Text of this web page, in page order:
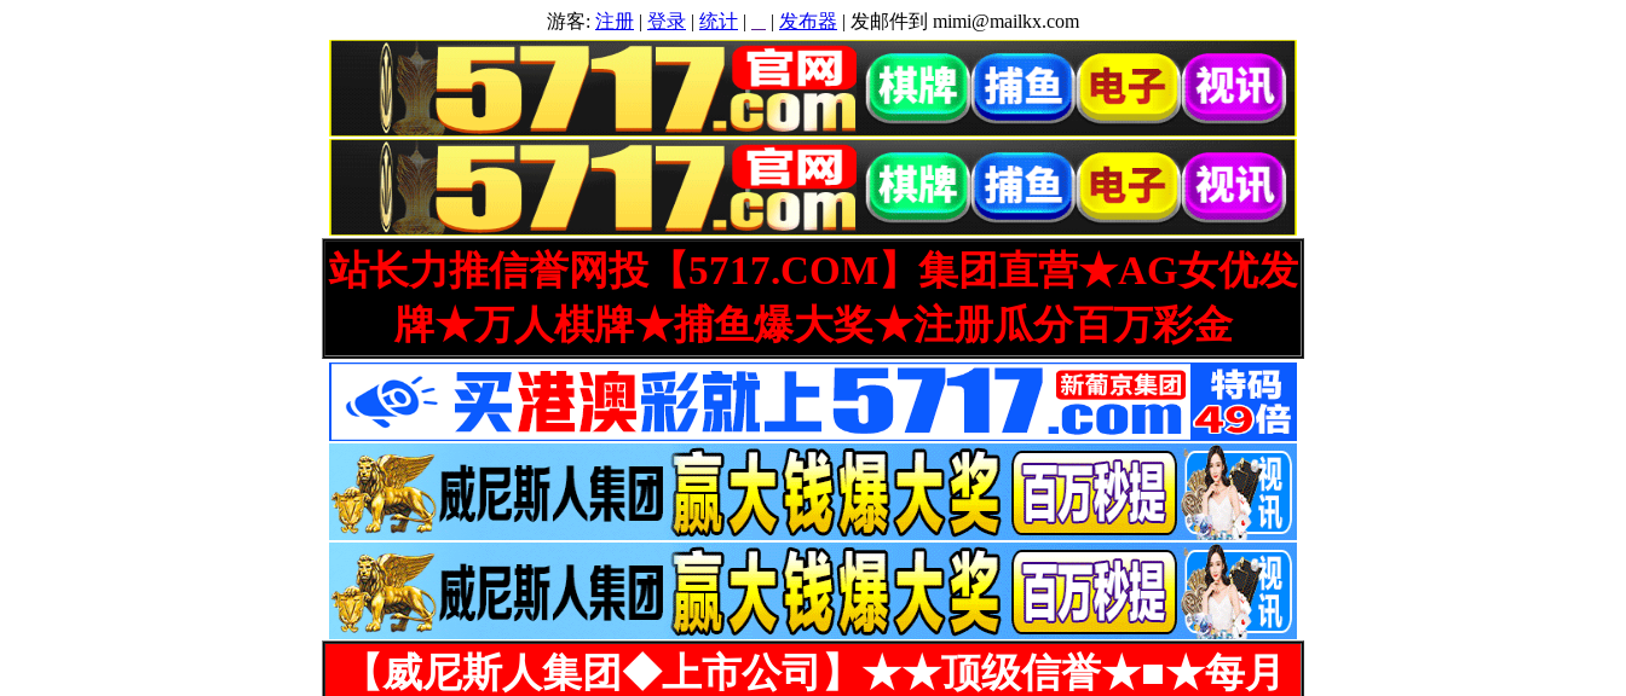
游客: 注册 | 登录 | 统计 | | 发布器 | 发邮件到 mimi@mailkx.com
站长力推信誉网投【5717.COM】集团直营★AG女优发
牌★万人棋牌★捕鱼爆大奖★注册瓜分百万彩金
【威尼斯人集团◆上市公司】★★顶级信誉★■★每月